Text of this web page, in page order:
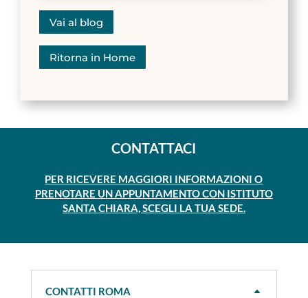
Vai al blog
Ritorna in Home
CONTATTACI
PER RICEVERE MAGGIORI INFORMAZIONI O
PRENOTARE UN APPUNTAMENTO CON ISTITUTO
SANTA CHIARA, SCEGLI LA TUA SEDE.
CONTATTI ROMA